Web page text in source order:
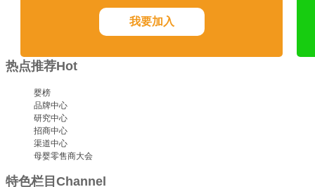
我要加入
热点推荐Hot
婴榜
品牌中心
研究中心
招商中心
渠道中心
母婴零售商大会
特色栏目 Channel